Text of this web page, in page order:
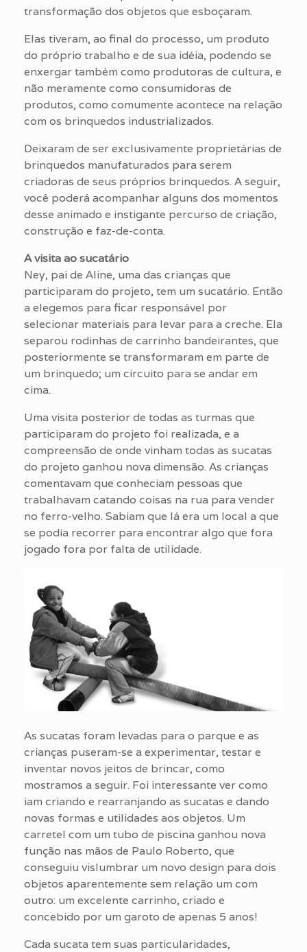
transformação dos objetos que esboçaram.
Elas tiveram, ao final do processo, um produto
do próprio trabalho e de sua idéia, podendo se
enxergar também como produtoras de cultura, e
não meramente como consumidoras de
produtos, como comumente acontece na relação
com os brinquedos industrializados.
Deixaram de ser exclusivamente proprietárias de
brinquedos manufaturados para serem
criadoras de seus próprios brinquedos. A seguir,
você poderá acompanhar alguns dos momentos
desse animado e instigante percurso de criação,
construção e faz-de-conta.
A visita ao sucatário
Ney, pai de Aline, uma das crianças que
participaram do projeto, tem um sucatário. Então
a elegemos para ficar responsável por
selecionar materiais para levar para a creche. Ela
separou rodinhas de carrinho bandeirantes, que
posteriormente se transformaram em parte de
um brinquedo; um circuito para se andar em
cima.
Uma visita posterior de todas as turmas que
participaram do projeto foi realizada, e a
compreensão de onde vinham todas as sucatas
do projeto ganhou nova dimensão. As crianças
comentavam que conheciam pessoas que
trabalhavam catando coisas na rua para vender
no ferro-velho. Sabiam que lá era um local a que
se podia recorrer para encontrar algo que fora
jogado fora por falta de utilidade.
As sucatas foram levadas para o parque e as
crianças puseram-se a experimentar, testar e
inventar novos jeitos de brincar, como
mostramos a seguir. Foi interessante ver como
iam criando e rearranjando as sucatas e dando
novas formas e utilidades aos objetos. Um
carretel com um tubo de piscina ganhou nova
função nas mãos de Paulo Roberto, que
conseguiu vislumbrar um novo design para dois
objetos aparentemente sem relação um com
outro: um excelente carrinho, criado e
concebido por um garoto de apenas 5 anos!
Cada sucata tem suas particularidades,